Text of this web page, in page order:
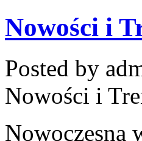
Nowości i
Posted by
Nowości i
Nowoczesna